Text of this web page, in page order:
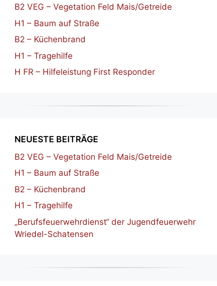
B2 VEG – Vegetation Feld Mais/Getreide
H1 – Baum auf Straße
B2 – Küchenbrand
H1 – Tragehilfe
H FR – Hilfeleistung First Responder
NEUESTE BEITRÄGE
B2 VEG – Vegetation Feld Mais/Getreide
H1 – Baum auf Straße
B2 – Küchenbrand
H1 – Tragehilfe
„Berufsfeuerwehrdienst“ der Jugendfeuerwehr
Wriedel-Schatensen